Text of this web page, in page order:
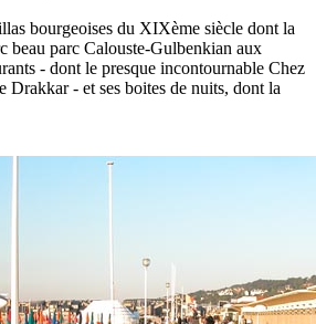
bourgeoises du XIXème siècle dont la
beau parc Calouste-Gulbenkian aux
- dont le presque incontournable Chez
Drakkar - et ses boites de nuits, dont la